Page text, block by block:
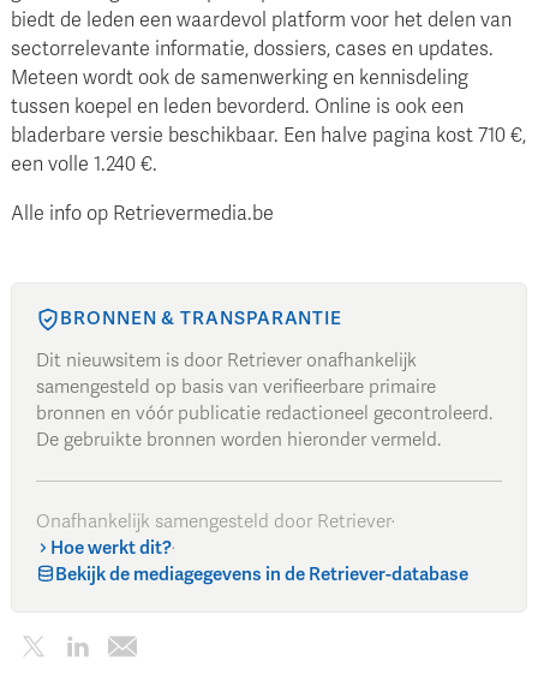
biedt de leden een waardevol platform voor het delen van
sectorrelevante informatie, dossiers, cases en updates.
Meteen wordt ook de samenwerking en kennisdeling
tussen koepel en leden bevorderd. Online is ook een
bladerbare versie beschikbaar. Een halve pagina kost 710 €,
een volle 1.240 €.
Alle info op Retrievermedia.be
BRONNEN & TRANSPARANTIE
Dit nieuwsitem is door Retriever onafhankelijk
samengesteld op basis van verifieerbare primaire
bronnen en vóór publicatie redactioneel gecontroleerd.
De gebruikte bronnen worden hieronder vermeld.
Onafhankelijk samengesteld door Retriever·
Hoe werkt dit?·
Bekijk de mediagegevens in de Retriever-database